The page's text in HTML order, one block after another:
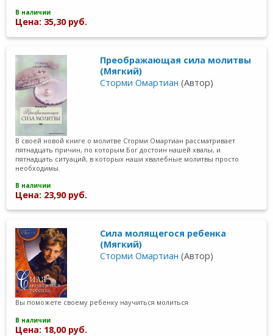
В наличии
Цена: 35,30 руб.
Преображающая сила молитвы
(Мягкий)
Сторми Омартиан (Автор)
В своей новой книге о молитве Сторми Омартиан рассматривает
пятнадцать причин, по которым Бог достоин нашей хвалы, и
пятнадцать ситуаций, в которых наши хвалебные молитвы просто
необходимы.
В наличии
Цена: 23,90 руб.
Сила молящегося ребенка
(Мягкий)
Сторми Омартиан (Автор)
Вы поможете своему ребенку научиться молиться
В наличии
Цена: 18,00 руб.